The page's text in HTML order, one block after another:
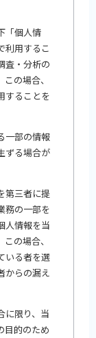
「個人情
利用するこ
査・分析の
の場合、
することを
一部の情報
ずる場合が
第三者に提
務の一部を
人情報を当
の場合、
いる者を選
からの漏え
に限り、当
目的のため